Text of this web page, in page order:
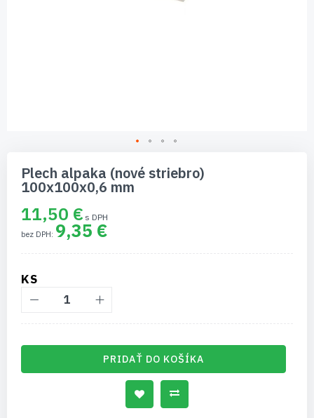
začiatok
galérie
Plech alpaka (nové striebro)
100x100x0,6 mm
11,50 €
9,35 €
KS
PRIDAŤ DO KOŠÍKA